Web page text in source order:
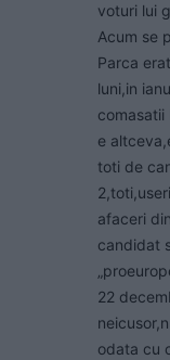
voturi lui
Acum se
Parca
luni,in
comasatii
e
toti de
afaceri
candidat
22
odata cu